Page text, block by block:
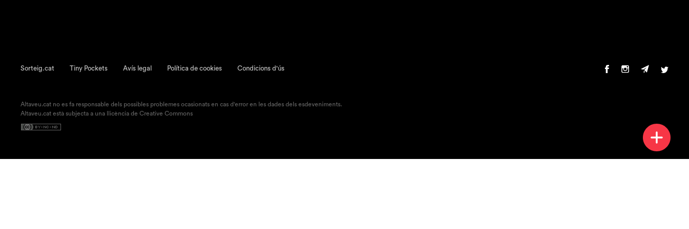
Sorteig.cat Tiny Pockets Avís legal Política de cookies Condicions d'ús
Altaveu.cat no es fa responsable dels possibles problemes ocasionats en cas d'error en les dades dels esdeveniments.
Altaveu.cat està subjecta a una llicència de Creative Commons